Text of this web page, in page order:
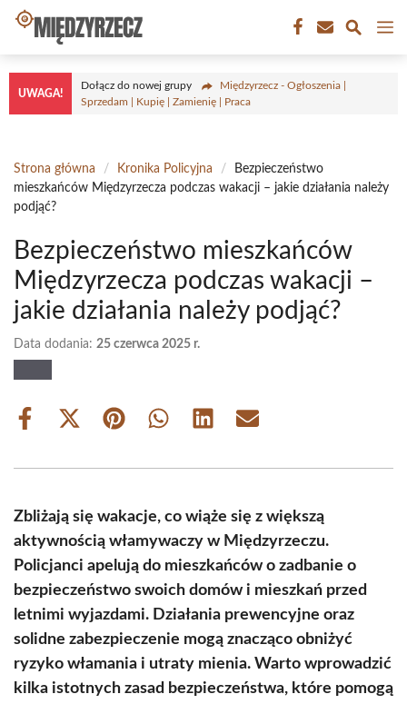
Przejdź
treści
UWAGA!
Dołącz do nowej grupy
Międzyrzecz - Ogłoszenia |
Sprzedam | Kupię | Zamienię | Praca
Strona główna / Kronika Policyjna /
Bezpieczeństwo
mieszkańców Międzyrzecza podczas wakacji – jakie działania należy
podjąć?
Bezpieczeństwo mieszkańców
Międzyrzecza podczas wakacji –
jakie działania należy podjąć?
Data dodania: 25 czerwca 2025 r.
Share
Share
(Twitter)
Share Share Share Share
Zbliżają się wakacje, co wiąże się z większą
aktywnością włamywaczy w Międzyrzeczu.
Policjanci apelują do mieszkańców o zadbanie o
bezpieczeństwo swoich domów i mieszkań przed
letnimi wyjazdami. Działania prewencyjne oraz
solidne zabezpieczenie mogą znacząco obniżyć
ryzyko włamania i utraty mienia. Warto wprowadzić
kilka istotnych zasad bezpieczeństwa, które pomogą